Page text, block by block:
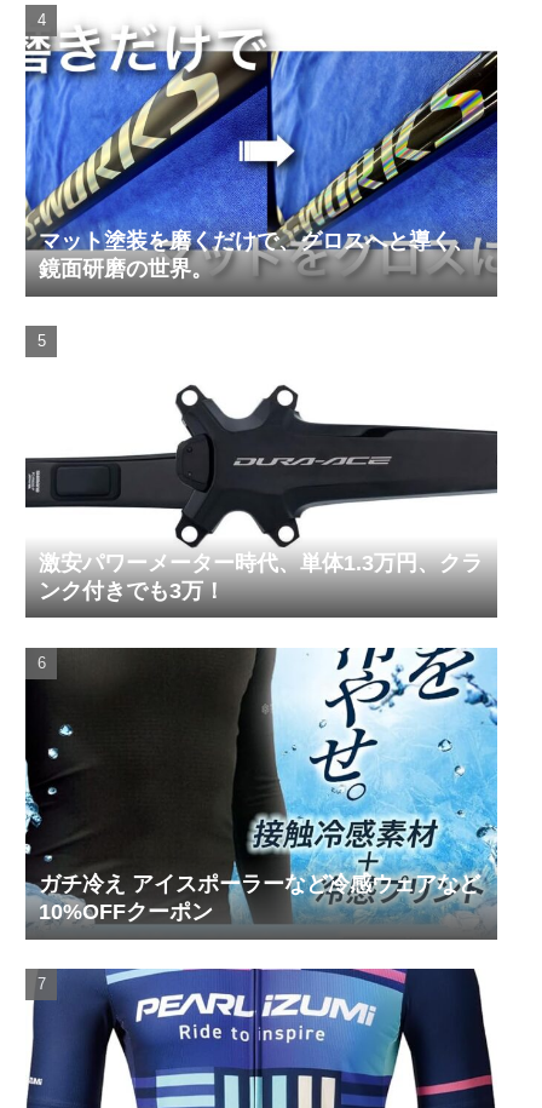
マット塗装を磨くだけで、グロスへと導く、
鏡面研磨の世界。
激安パワーメーター時代、単体1.3万円、クラ
ンク付きでも3万！
ガチ冷え アイスポーラーなど冷感ウェアなど
10%OFFクーポン